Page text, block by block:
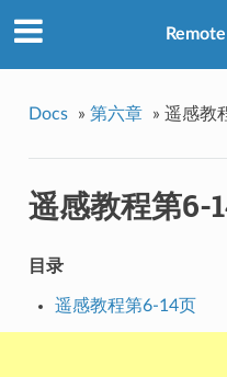
Docs » 第六章 » 遥感教
遥感教程第6-
目录
遥感教程第6-14页